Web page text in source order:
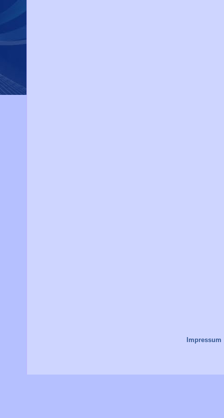
Impressum